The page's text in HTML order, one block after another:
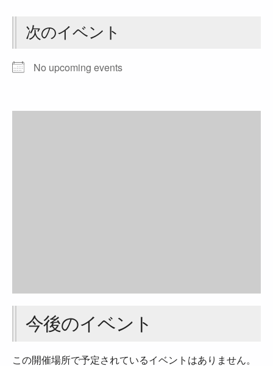
次のイベント
No upcoming events
今後のイベント
この開催場所で予定されているイベントはありません。